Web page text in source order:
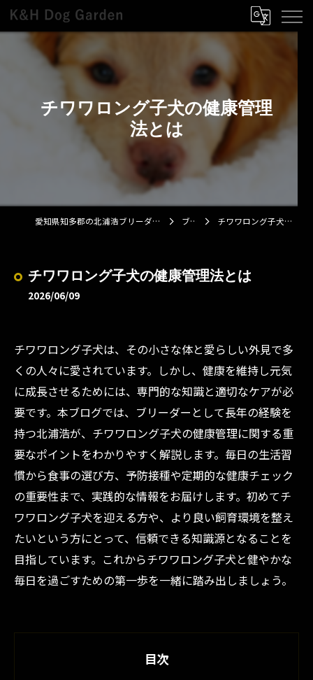
チワワロング子犬の健康管理
法とは
愛知県知多郡の北浦浩ブリーダーならK&H Dog Garden ブログ チワワロング子犬の健康管理法とは
チワワロング子犬の健康管理法とは
2026/06/09
チワワロング子犬は、その小さな体と愛らしい外見で多
くの人々に愛されています。しかし、健康を維持し元気
に成長させるためには、専門的な知識と適切なケアが必
要です。本ブログでは、ブリーダーとして長年の経験を
持つ北浦浩が、チワワロング子犬の健康管理に関する重
要なポイントをわかりやすく解説します。毎日の生活習
慣から食事の選び方、予防接種や定期的な健康チェック
の重要性まで、実践的な情報をお届けします。初めてチ
ワワロング子犬を迎える方や、より良い飼育環境を整え
たいという方にとって、信頼できる知識源となることを
目指しています。これからチワワロング子犬と健やかな
毎日を過ごすための第一歩を一緒に踏み出しましょう。
目次